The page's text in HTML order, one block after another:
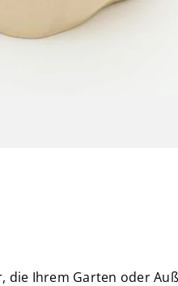
die Ihrem Garten oder